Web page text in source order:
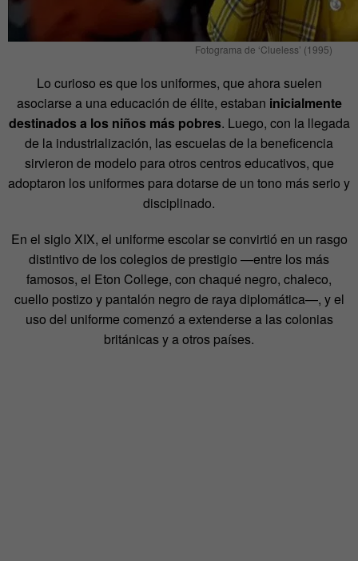
Fotograma de ‘Clueless’ (1995)
Lo curioso es que los uniformes, que ahora suelen
asociarse a una educación de élite, estaban inicialmente
destinados a los niños más pobres. Luego, con la llegada
de la industrialización, las escuelas de la beneficencia
sirvieron de modelo para otros centros educativos, que
adoptaron los uniformes para dotarse de un tono más serio y
disciplinado.
En el siglo XIX, el uniforme escolar se convirtió en un rasgo
distintivo de los colegios de prestigio —entre los más
famosos, el Eton College, con chaqué negro, chaleco,
cuello postizo y pantalón negro de raya diplomática—, y el
uso del uniforme comenzó a extenderse a las colonias
británicas y a otros países.